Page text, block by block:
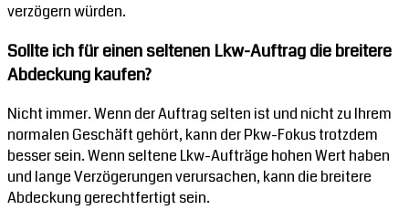
verzögern würden.
Sollte ich für einen seltenen Lkw-Auftrag die breitere
Abdeckung kaufen?
Nicht immer. Wenn der Auftrag selten ist und nicht zu Ihrem
normalen Geschäft gehört, kann der Pkw-Fokus trotzdem
besser sein. Wenn seltene Lkw-Aufträge hohen Wert haben
und lange Verzögerungen verursachen, kann die breitere
Abdeckung gerechtfertigt sein.